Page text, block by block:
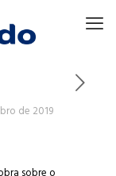
de 2019